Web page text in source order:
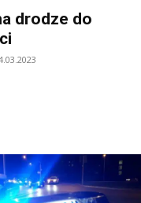
drodze do